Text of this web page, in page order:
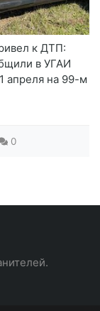
к ДТП:
в УГАИ
апреля на 99-м
0